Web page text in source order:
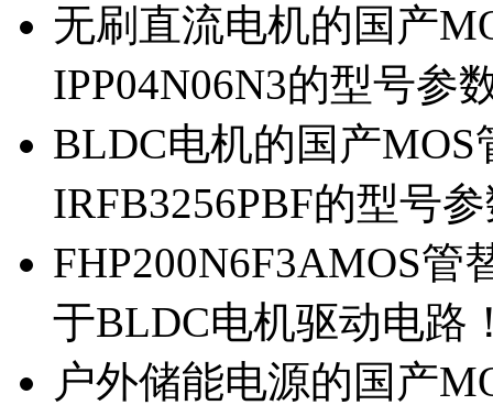
无刷直流电机的国产
IPP04N06N3的型号参
BLDC电机的国产MOS
IRFB3256PBF的型号
FHP200N6F3AMOS管
于BLDC电机驱动电路
户外储能电源的国产